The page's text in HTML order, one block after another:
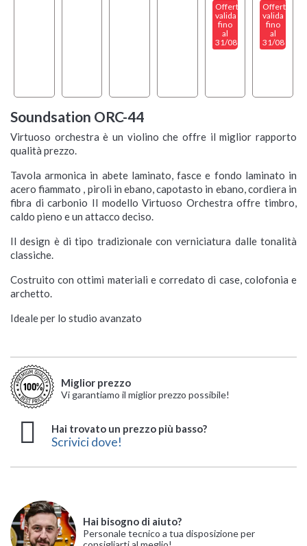
Offerta
valida
fino
al
31/08
Offerta
valida
fino
al
31/08
Soundsation ORC-44
Virtuoso orchestra è un violino che offre il miglior rapporto
qualità prezzo.
Tavola armonica in abete laminato, fasce e fondo laminato in
acero fiammato , piroli in ebano, capotasto in ebano, cordiera in
fibra di carbonio Il modello Virtuoso Orchestra offre timbro,
caldo pieno e un attacco deciso.
Il design è di tipo tradizionale con verniciatura dalle tonalità
classiche.
Costruito con ottimi materiali e corredato di case, colofonia e
archetto.
Ideale per lo studio avanzato
Miglior prezzo
Vi garantiamo il miglior prezzo possibile!
Hai trovato un prezzo più basso?
Scrivici dove!
Hai bisogno di aiuto?
Personale tecnico a tua disposizione per